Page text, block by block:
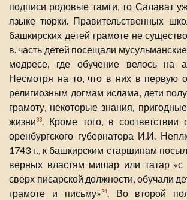
подписи родовые тамги, то Салават
языке тюрки. Правительственных
башкирских детей грамоте не
в. часть детей посещали
медресе, где обучение велось на
Несмотря на то, что в них в первую
религиозным догмам ислама, дети
грамоту, некоторые знания,
жизни33. Кроме того, в соответствии
оренбургского губернатора И.И.
1743 г., к башкирским старшинам
верных властям мишар или татар «с
сверх писарской должности, обучали
грамоте и письму»34. Во второй